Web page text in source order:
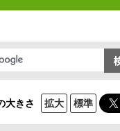
大きさ 拡大 標準